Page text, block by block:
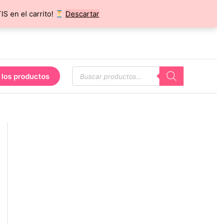
en el carrito! Descartar
productos
Búsqueda
de
productos